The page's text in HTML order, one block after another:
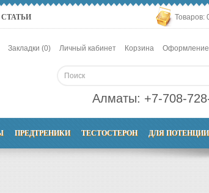
Товаров:
Закладки (0) Личный кабинет Корзина Оформление
Алматы: +7-708-
ПРЕДТРЕНИКИ ТЕСТОСТЕРОН ДЛЯ ПОТЕНЦИИ